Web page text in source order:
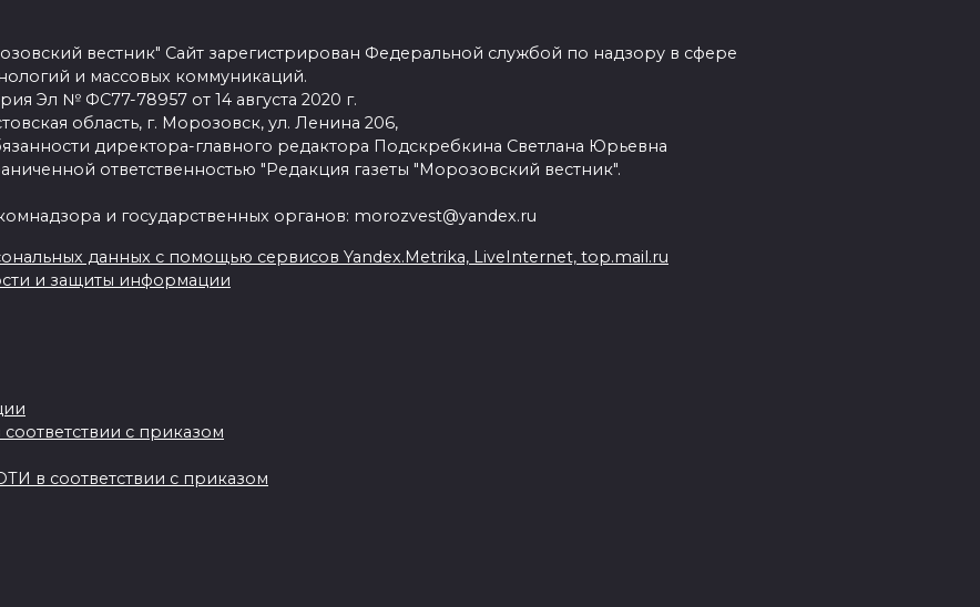
вестник" Сайт зарегистрирован Федеральной службой по надзору в сфере
и массовых коммуникаций.
Эл № ФС77-78957 от 14 августа 2020 г.
область, г. Морозовск, ул. Ленина 206,
директора-главного редактора Подскребкина Светлана Юрьевна
ответственностью "Редакция газеты "Морозовский вестник".
и государственных органов: morozvest@yandex.ru
данных с помощью сервисов Yandex.Metrika, LiveInternet, top.mail.ru
и защиты информации
с приказом
в соответствии с приказом